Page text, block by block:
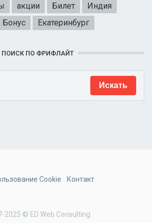
акции Билет
Индия
Бонус Екатеринбург
ПОИСК ПО ФРИФЛАЙТ
2025 © ED Web Consulting
Cookie Контакт